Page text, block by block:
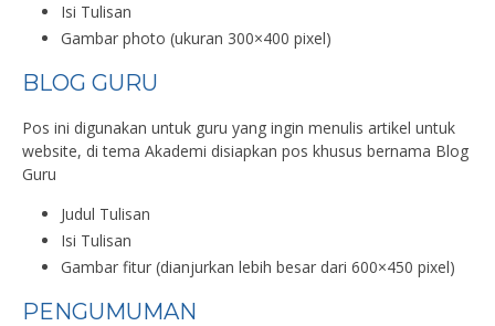
Isi Tulisan
Gambar photo (ukuran 300×400 pixel)
BLOG GURU
Pos ini digunakan untuk guru yang ingin menulis artikel untuk
website, di tema Akademi disiapkan pos khusus bernama Blog
Guru
Judul Tulisan
Isi Tulisan
Gambar fitur (dianjurkan lebih besar dari 600×450 pixel)
PENGUMUMAN